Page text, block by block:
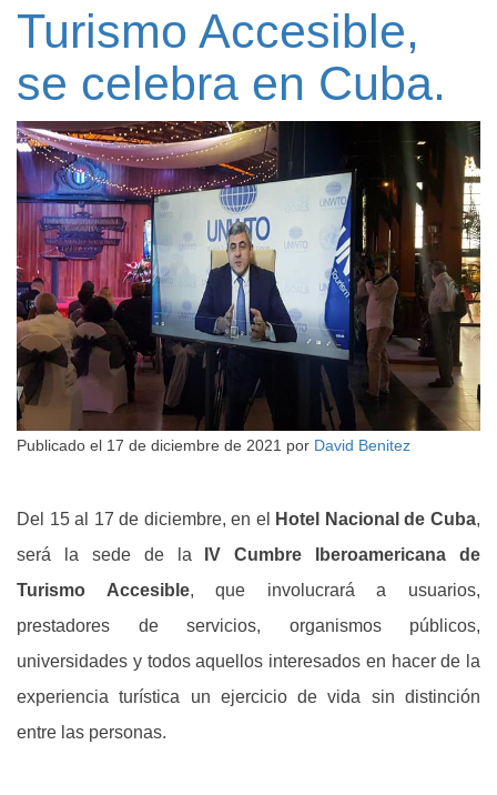
Turismo Accesible,
se celebra en Cuba.
Publicado el 17 de diciembre de 2021 por David Benitez
Del 15 al 17 de diciembre, en el Hotel Nacional de Cuba,
será la sede de la
IV Cumbre Iberoamericana de
Turismo Accesible, que involucrará a usuarios,
prestadores de servicios, organismos públicos,
universidades y todos aquellos interesados en hacer de la
experiencia turística un ejercicio de vida sin distinción
entre las personas.